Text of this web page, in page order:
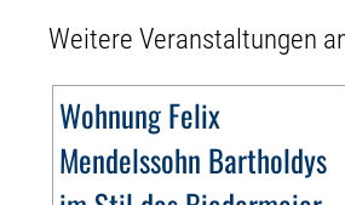
Weitere Veranstaltungen
Wohnung Felix
Mendelssohn Bartholdys